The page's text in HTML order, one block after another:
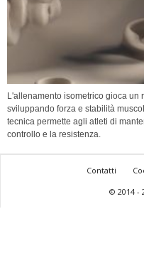
L'allenamento isometrico gioca
sviluppando forza e stabilità
tecnica permette agli atleti di
controllo e la resistenza.
Contatti
© 2014 -